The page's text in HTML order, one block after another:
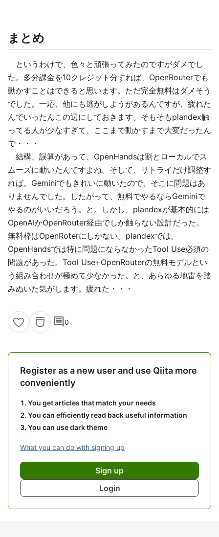
まとめ
というわけで、色々と頑張ってみたのですがダメでし
た。多分課金を10クレジット分すれば、OpenRouterでも
動かすことはできると思います。ただ完全無料はダメそう
でした。一応、他にも逃がしようがあるんですが、疲れた
んでいったんこの辺にしておきます。そもそもplandex触
ってる人が少なすぎて、ここまで動かすまで大変だったん
で・・・
結構、誤算があって、OpenHandsは割とローカルでス
ムーズに動いたんですよね。そして、リトライだけ調整す
れば、Geminiでもきれいに動いたので、そこに問題はあ
りませんでした。したがって、無料でやるならGeminiで
やるのがいいだろう。と。しかし、plandexが基本的には
OpenAIかOpenRouter経由でしか触らない設計だった。
無料枠はOpenRoterにしかない。plandexでは、
OpenHandsでは特に問題にならなかったTool Use必須の
問題があった。Tool Use+OpenRouterの無料モデルとい
う組み合わせが極めて少なかった。と、あらゆる地雷を踏
みぬいた気がします。疲れた・・・
comment0
Register as a new user and use Qiita more
conveniently
You get articles that match your needs
You can efficiently read back useful information
You can use dark theme
What you can do with signing up
Sign up
Login